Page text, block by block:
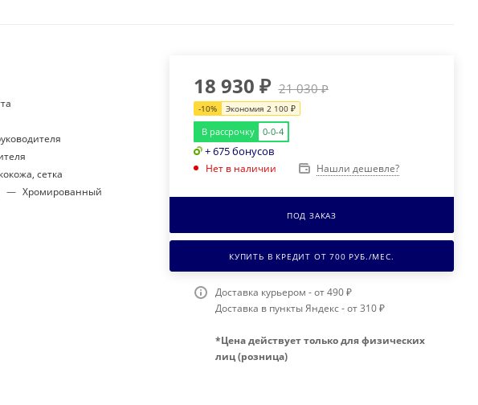
сетка
— Хромированный
18 930 ₽ 21 030₽
-10% Экономия 2 100₽
В рассрочку 0-0-4
+ 675 бонусов
Нет в наличии Нашли дешевле?
ПОД ЗАКАЗ
КУПИТЬ В КРЕДИТ ОТ700 РУБ./МЕС.
Доставка курьером - от 490 ₽
Доставка в пункты Яндекс - от 310 ₽
*Цена действует только для физических
лиц (розница)